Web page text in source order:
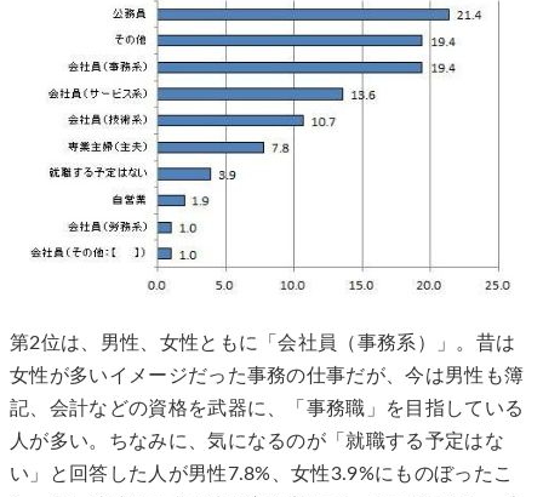
第2位は、男性、女性ともに「会社員（事務系）」。昔は
女性が多いイメージだった事務の仕事だが、今は男性も簿
記、会計などの資格を武器に、「事務職」を目指している
人が多い。ちなみに、気になるのが「就職する予定はな
い」と回答した人が男性7.8%、女性3.9%にものぼったこ